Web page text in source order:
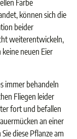
Farbe
können sich die
beider
weiterentwickeln,
neuen Eier
immer behandeln
Fliegen leider
fort und befallen
an einer
diese Pflanze am